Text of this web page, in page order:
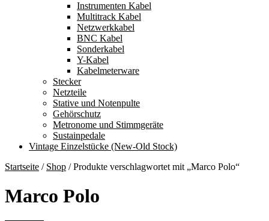
Instrumenten Kabel
Multitrack Kabel
Netzwerkkabel
BNC Kabel
Sonderkabel
Y-Kabel
Kabelmeterware
Stecker
Netzteile
Stative und Notenpulte
Gehörschutz
Metronome und Stimmgeräte
Sustainpedale
Vintage Einzelstücke (New-Old Stock)
Startseite / Shop /Produkte verschlagwortet mit „Marco Polo“
Marco Polo